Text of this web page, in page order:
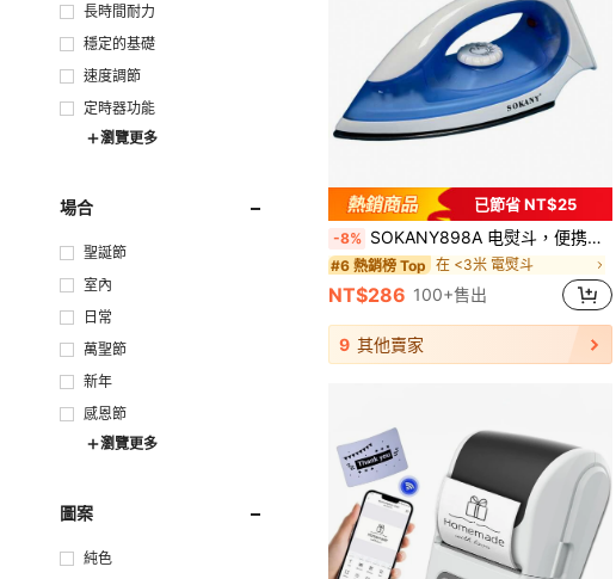
長時間耐力
穩定的基礎
速度調節
定時器功能
瀏覽更多
場合
聖誕節
室內
日常
萬聖節
新年
感恩節
瀏覽更多
圖案
純色
已節省 NT$25
-8% SOKANY898A 电熨斗，便携式手持挂式熨斗，适合宿舍和旅行使用，可熨烫各种面料，恒温熨烫，不伤衣物，温度可调
#6 熱銷榜 Top 在 <3米 電熨斗
NT$286 100+售出
9 其他賣家